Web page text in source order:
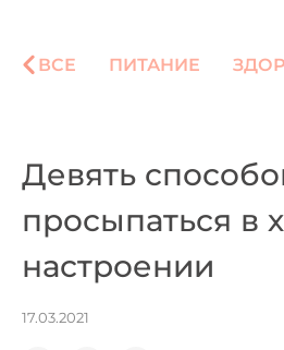
ВСЕ ПИТАНИЕ
Девять
просыпаться в
настроении
17.03.2021